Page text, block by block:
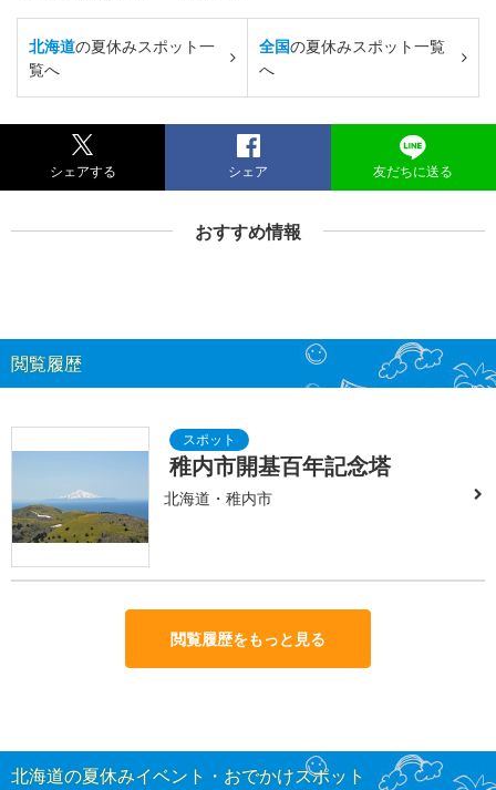
北海道の夏休みスポット一
覧へ
全国の夏休みスポット一覧
へ
シェアする シェア 友だちに送る
おすすめ情報
閲覧履歴
稚内市開基百年記念塔
北海道・稚内市
閲覧履歴をもっと見る
北海道の夏休みイベント・おでかけスポット